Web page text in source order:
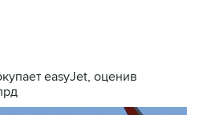
easyJet, оценив